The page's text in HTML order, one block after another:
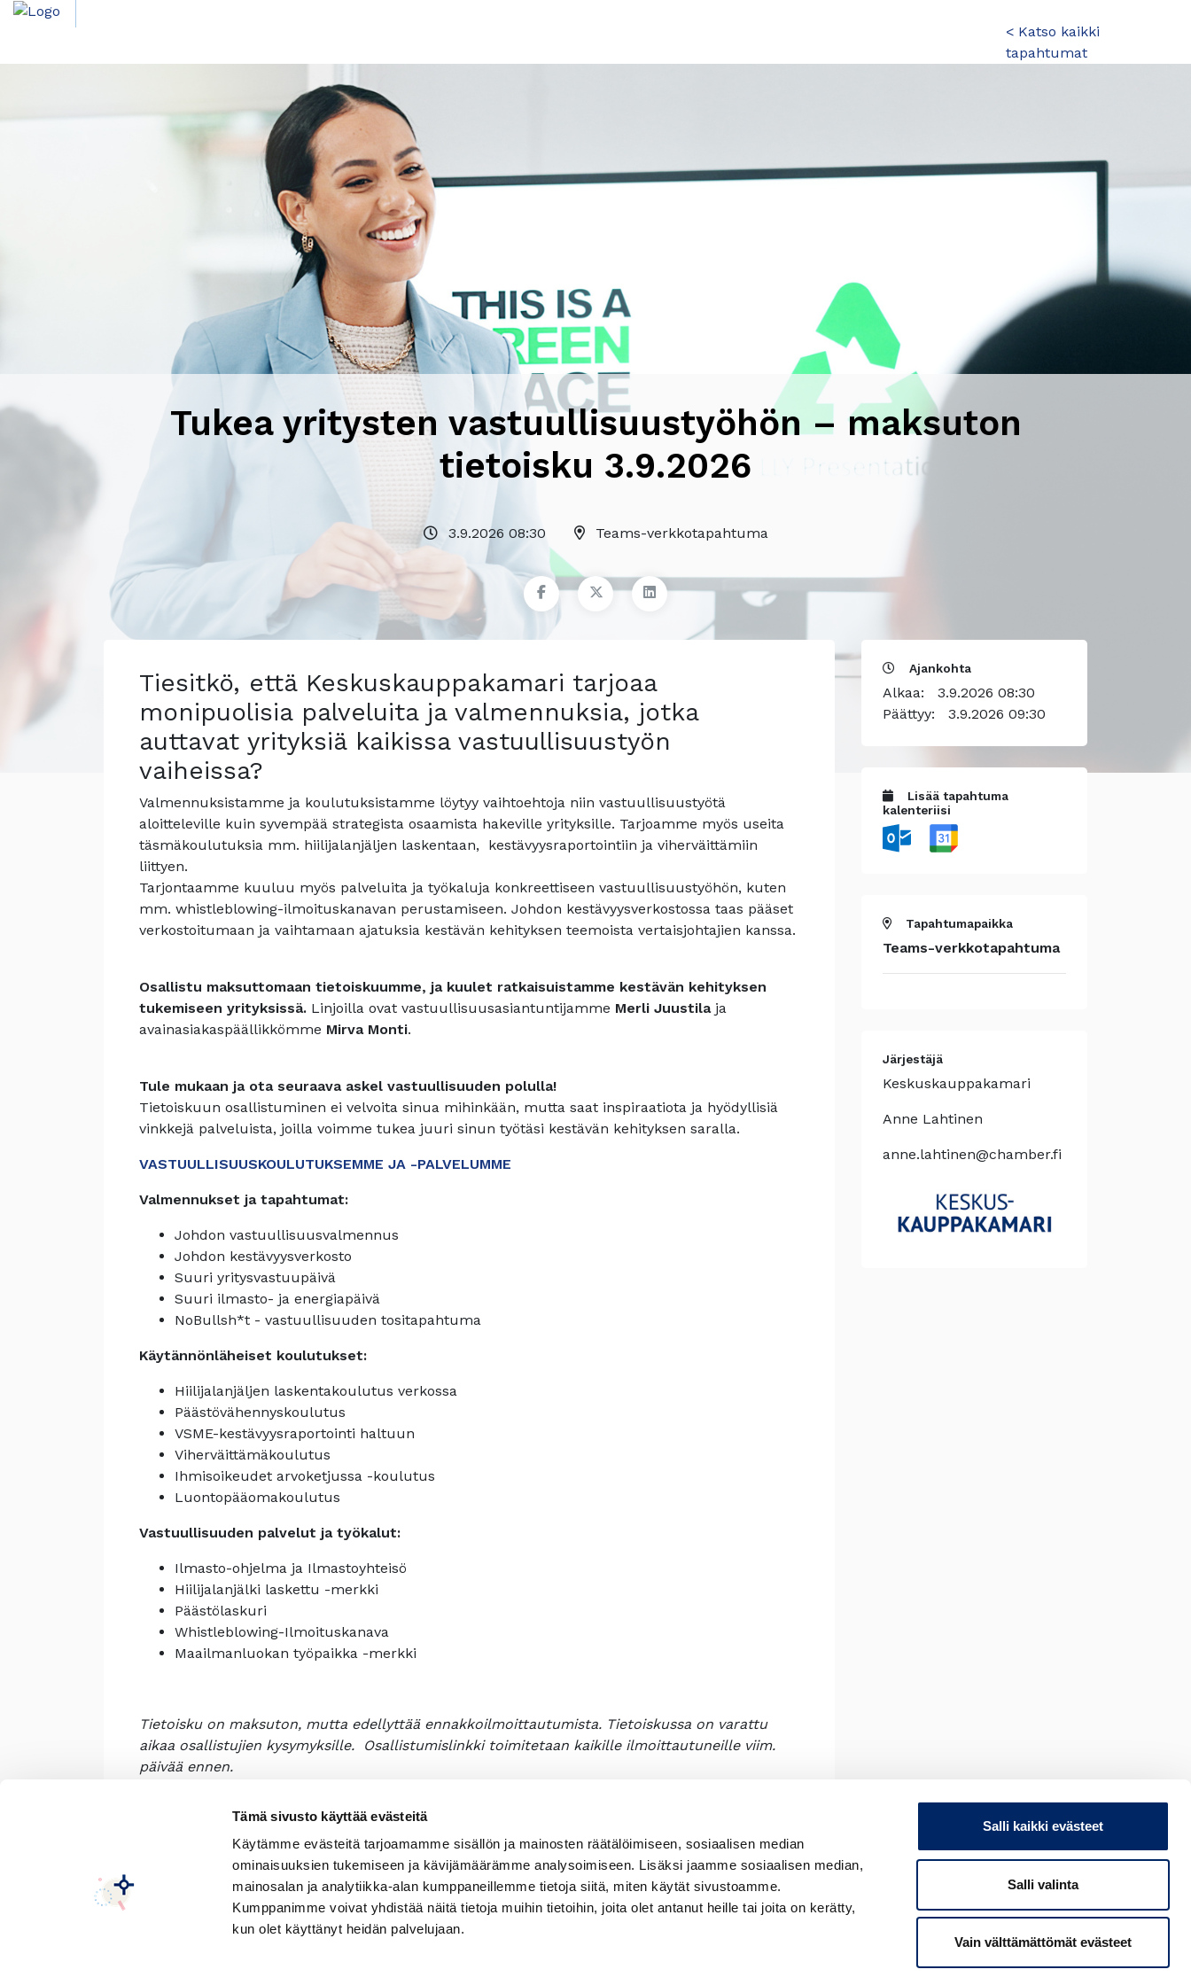
Tämä sivusto käyttää evästeitä
Käytämme evästeitä tarjoamamme sisällön ja mainosten räätälöimiseen, sosiaalisen median
ominaisuuksien tukemiseen ja kävijämäärämme analysoimiseen. Lisäksi jaamme sosiaalisen median,
mainosalan ja analytiikka-alan kumppaneillemme tietoja siitä, miten käytät sivustoamme.
Kumppanimme voivat yhdistää näitä tietoja muihin tietoihin, joita olet antanut heille tai joita on kerätty,
kun olet käyttänyt heidän palvelujaan.
Salli kaikki evästeet
Salli valinta
Vain välttämättömät evästeet
< Katso kaikki
tapahtumat
Tukea yritysten vastuullisuustyöhön – maksuton
tietoisku 3.9.2026
3.9.2026 08:30 Teams-verkkotapahtuma
Tiesitkö, että Keskuskauppakamari tarjoaa
monipuolisia palveluita ja valmennuksia, jotka
auttavat yrityksiä kaikissa vastuullisuustyön
vaiheissa?
Valmennuksistamme ja koulutuksistamme löytyy vaihtoehtoja niin vastuullisuustyötä
aloitteleville kuin syvempää strategista osaamista hakeville yrityksille. Tarjoamme myös useita
täsmäkoulutuksia mm. hiilijalanjäljen laskentaan, kestävyysraportointiin ja viherväittämiin
liittyen.
Tarjontaamme kuuluu myös palveluita ja työkaluja konkreettiseen vastuullisuustyöhön, kuten
mm. whistleblowing-ilmoituskanavan perustamiseen. Johdon kestävyysverkostossa taas pääset
verkostoitumaan ja vaihtamaan ajatuksia kestävän kehityksen teemoista vertaisjohtajien kanssa.
Osallistu maksuttomaan tietoiskuumme, ja kuulet ratkaisuistamme kestävän kehityksen
tukemiseen yrityksissä. Linjoilla ovat vastuullisuusasiantuntijamme Merli Juustilaja
avainasiakaspäällikkömme Mirva Monti.
Tule mukaan ja ota seuraava askel vastuullisuuden polulla!
Tietoiskuun osallistuminen ei velvoita sinua mihinkään, mutta saat inspiraatiota ja hyödyllisiä
vinkkejä palveluista, joilla voimme tukea juuri sinun työtäsi kestävän kehityksen saralla.
VASTUULLISUUSKOULUTUKSEMME JA -PALVELUMME
Valmennukset ja tapahtumat:
Johdon vastuullisuusvalmennus
Johdon kestävyysverkosto
Suuri yritysvastuupäivä
Suuri ilmasto- ja energiapäivä
NoBullsh*t - vastuullisuuden tositapahtuma
Käytännönläheiset koulutukset:
Hiilijalanjäljen laskentakoulutus verkossa
Päästövähennyskoulutus
VSME-kestävyysraportointi haltuun
Viherväittämäkoulutus
Ihmisoikeudet arvoketjussa -koulutus
Luontopääomakoulutus
Vastuullisuuden palvelut ja työkalut:
Ilmasto-ohjelma ja Ilmastoyhteisö
Hiilijalanjälki laskettu -merkki
Päästölaskuri
Whistleblowing-Ilmoituskanava
Maailmanluokan työpaikka -merkki
Tietoisku on maksuton, mutta edellyttää ennakkoilmoittautumista. Tietoiskussa on varattu
aikaa osallistujien kysymyksille. Osallistumislinkki toimitetaan kaikille ilmoittautuneille viim.
päivää ennen.
Ajankohta
Alkaa: 3.9.2026 08:30
Päättyy: 3.9.2026 09:30
Lisää tapahtuma
kalenteriisi
Tapahtumapaikka
Teams-verkkotapahtuma
Järjestäjä
Keskuskauppakamari
Anne Lahtinen
anne.lahtinen@chamber.fi